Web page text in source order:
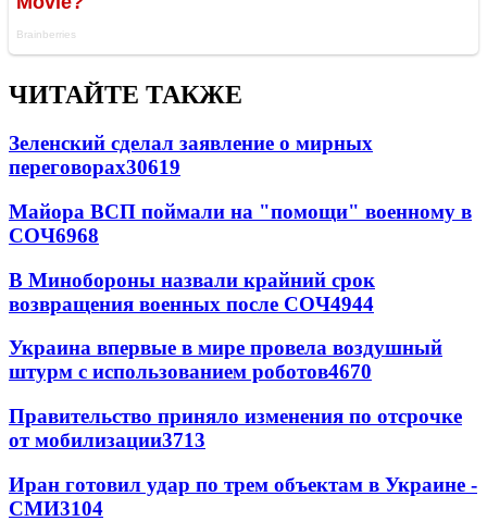
ЧИТАЙТЕ ТАКЖЕ
Зеленский сделал заявление о мирных
переговорах30619
Майора ВСП поймали на "помощи" военному в
СОЧ6968
В Минобороны назвали крайний срок
возвращения военных после СОЧ4944
Украина впервые в мире провела воздушный
штурм с использованием роботов4670
Правительство приняло изменения по отсрочке
от мобилизации3713
Иран готовил удар по трем объектам в Украине -
СМИ3104